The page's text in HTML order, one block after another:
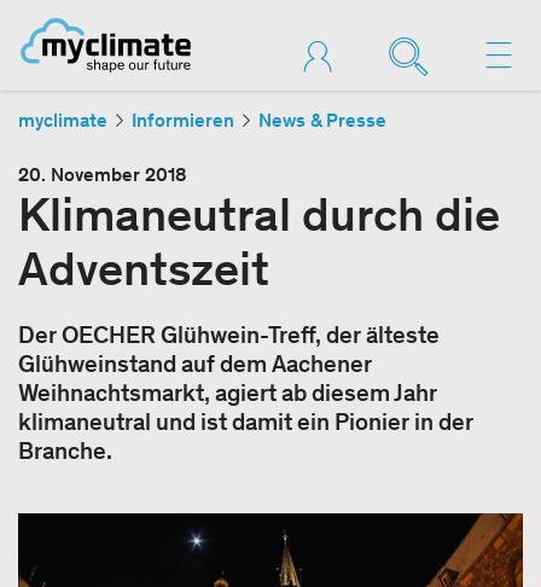
myclimate Informieren News & Presse
20. November 2018
Klimaneutral durch die
Adventszeit
Der OECHER Glühwein-Treff, der älteste
Glühweinstand auf dem Aachener
Weihnachtsmarkt, agiert ab diesem Jahr
klimaneutral und ist damit ein Pionier in der
Branche.